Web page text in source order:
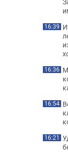
16:39
16:36
16:54
16:21